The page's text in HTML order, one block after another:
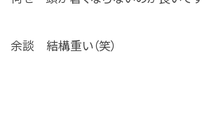
余談 結構重い（笑）